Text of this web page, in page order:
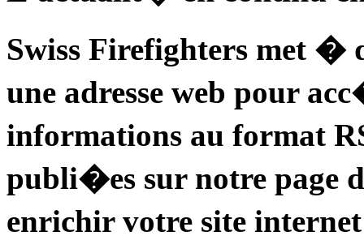
Swiss Firefighters met �
une adresse web pour
informations au format
publi�es sur notre page
enrichir votre site